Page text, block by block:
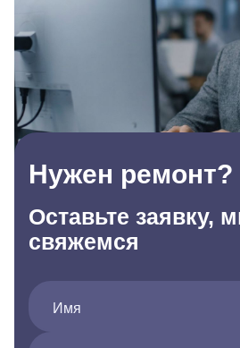
Нужен ремонт?
Оставьте заявку,
свяжемся
Имя